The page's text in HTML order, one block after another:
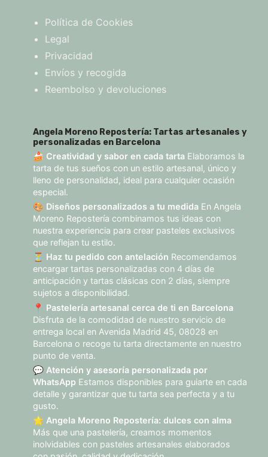
Política de Cookies
Legal
Privacidad
Envíos y recogida
Reembolso y devoluciones
Angela Moreno Repostería: Tartas artesanales y
personalizadas en Barcelona
🍰 Creatividad y sabor en cada tarta Elaboramos la
tarta de tus sueños con un estilo artesanal, único y
lleno de personalidad, ideal para cualquier ocasión
especial.
🎨 Diseños personalizados a tu medida En Angela
Moreno Repostería combinamos tus ideas con
nuestra experiencia para crear pasteles exclusivos
que reflejan tu estilo.
⏳ Haz tu pedido con antelación Recomendamos
encargar tartas personalizadas con 4 días de
anticipación y tartas clásicas con 2 días, siempre
sujetos a disponibilidad.
📍 Pastelería artesanal cerca de ti en Barcelona
Disfruta de la comodidad de nuestro servicio de
entrega local en Avenida Madrid 45, 08028 en
Barcelona o recoge tu tarta directamente en nuestro
punto de venta.
💬 Atención y asesoría personalizada por
WhatsApp Estamos disponibles para guiarte en cada
detalle y garantizar que tu tarta sea perfecta y a tu
gusto.
🌟 Angela Moreno Repostería: dulces con alma
Más que una pastelería, creamos momentos
inolvidables con pasteles artesanales elaborados